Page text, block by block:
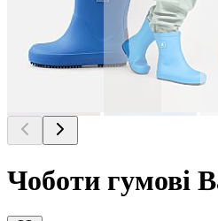
Чоботи гумові